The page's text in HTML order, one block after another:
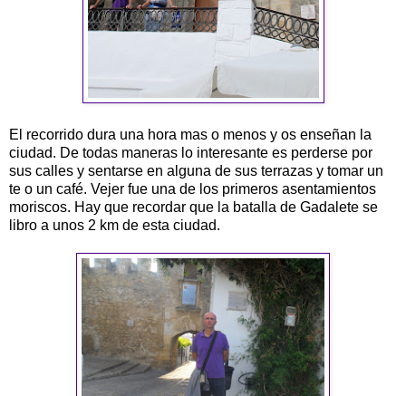
El recorrido dura una hora mas o menos y os enseñan la
ciudad. De todas maneras lo interesante es perderse por
sus calles y sentarse en alguna de sus terrazas y tomar un
te o un café. Vejer fue una de los primeros asentamientos
moriscos. Hay que recordar que la batalla de Gadalete se
libro a unos 2 km de esta ciudad.